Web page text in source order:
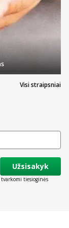
Visi straipsniai
Užsisakyk
tiesioginės